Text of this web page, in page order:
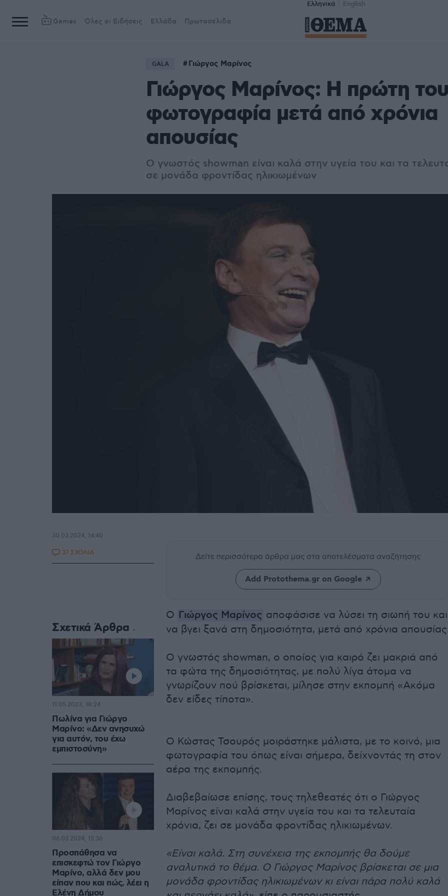
Ελληνικά English
Games Όλες οι Ειδήσεις Ελλάδα Πρωτοσέλιδα
GALA Γιώργος Μαρίνος
Γιώργος Μαρίνος: Η πρώτη
φωτογραφία μετά από χρόνια
απουσίας
Ο γνωστός showman είναι καλά στην υγεία του και τα
σε μονάδα φροντίδας ηλικιωμένων
Δείτε περισσότερα άρθρα μας στα αποτελέσματα αναζήτησης
Add Protothema.gr on Google
Ο Γιώργος Μαρίνος αποφάσισε να λύσει τη σιωπή του και
να βγει ξανά στη δημοσιότητα, μετά από χρόνια
Ο γνωστός showman, ο οποίος για καιρό ζει μακριά από
τα φώτα της δημοσιότητας, με πολύ λίγα άτομα να
γνωρίζουν πού βρίσκεται, μίλησε στην εκπομπή «Ακόμα
δεν είδες τίποτα».
Ο Κώστας Τσουρός μοιράστηκε μάλιστα, με το κοινό, μια
φωτογραφία του όπως είναι σήμερα, δείχνοντάς τη στον
αέρα της εκπομπής.
Διαβεβαίωσε επίσης, τους τηλεθεατές ότι ο Γιώργος
Μαρίνος είναι καλά στην υγεία του και τα τελευταία
χρόνια, ζει σε μονάδα φροντίδας ηλικιωμένων.
«Είναι καλά. Στη συνέχεια της εκπομπής θα δούμε
αναλυτικά το θέμα. Ο Γιώργος Μαρίνος βρίσκεται σε μια
μονάδα φροντίδας ηλικιωμένων κι είναι πάρα πολύ καλά
30.03.2024, 14:40
37 ΣΧΟΛΙΑ
Σχετικά Άρθρα
Πωλίνα για Γιώργο
Μαρίνο: «Δεν ανησυχώ
για αυτόν, του έχω
εμπιστοσύνη»
11.05.2023, 18:24
Προσπάθησα να
επισκεφτώ τον Γιώργο
Μαρίνο, αλλά δεν μου
είπαν που και πώς, λέει η
Ελένη Δήμου
06.03.2024, 15:36